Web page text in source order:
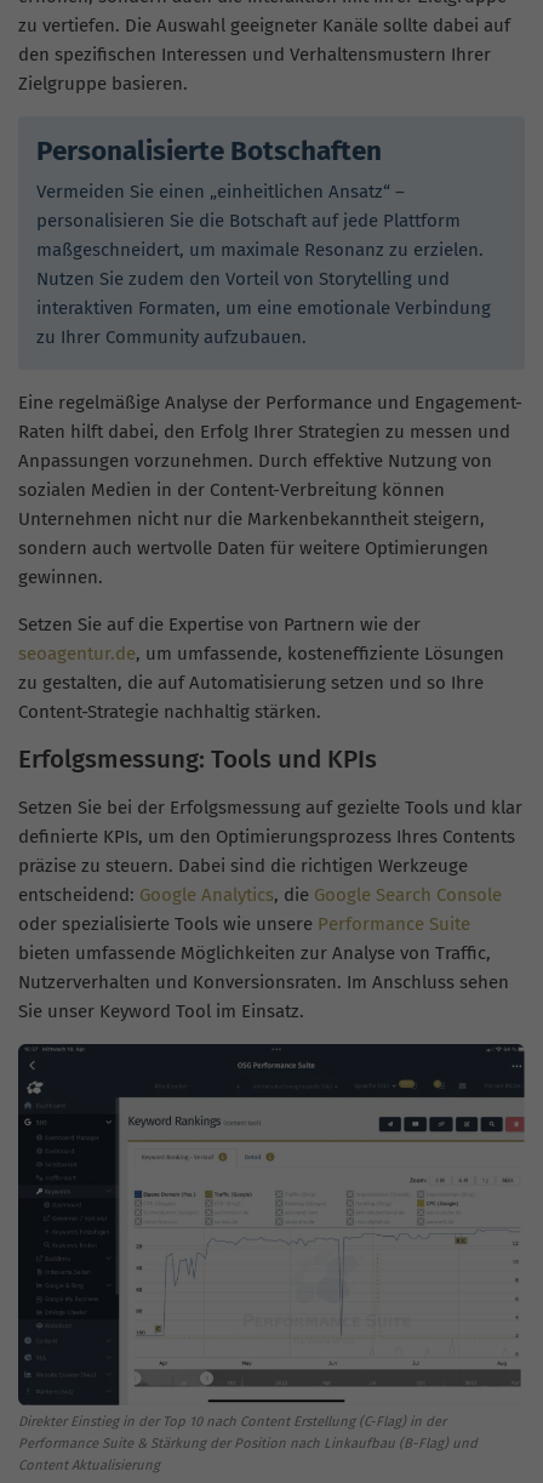
zu vertiefen. Die Auswahl geeigneter Kanäle sollte dabei auf
den spezifischen Interessen und Verhaltensmustern Ihrer
Zielgruppe basieren.
Personalisierte Botschaften
Vermeiden Sie einen „einheitlichen Ansatz“ –
personalisieren Sie die Botschaft auf jede Plattform
maßgeschneidert, um maximale Resonanz zu erzielen.
Nutzen Sie zudem den Vorteil von Storytelling und
interaktiven Formaten, um eine emotionale Verbindung
zu Ihrer Community aufzubauen.
Eine regelmäßige Analyse der Performance und Engagement-
Raten hilft dabei, den Erfolg Ihrer Strategien zu messen und
Anpassungen vorzunehmen. Durch effektive Nutzung von
sozialen Medien in der Content-Verbreitung können
Unternehmen nicht nur die Markenbekanntheit steigern,
sondern auch wertvolle Daten für weitere Optimierungen
gewinnen.
Setzen Sie auf die Expertise von Partnern wie der
seoagentur.de, um umfassende, kosteneffiziente Lösungen
zu gestalten, die auf Automatisierung setzen und so Ihre
Content-Strategie nachhaltig stärken.
Erfolgsmessung: Tools und KPIs
Setzen Sie bei der Erfolgsmessung auf gezielte Tools und klar
definierte KPIs, um den Optimierungsprozess Ihres Contents
präzise zu steuern. Dabei sind die richtigen Werkzeuge
entscheidend: Google Analytics, die Google Search Console
oder spezialisierte Tools wie unsere Performance Suite
bieten umfassende Möglichkeiten zur Analyse von Traffic,
Nutzerverhalten und Konversionsraten. Im Anschluss sehen
Sie unser Keyword Tool im Einsatz.
Direkter Einstieg in der Top 10 nach Content Erstellung (C-Flag) in der
Performance Suite & Stärkung der Position nach Linkaufbau (B-Flag) und
Content Aktualisierung